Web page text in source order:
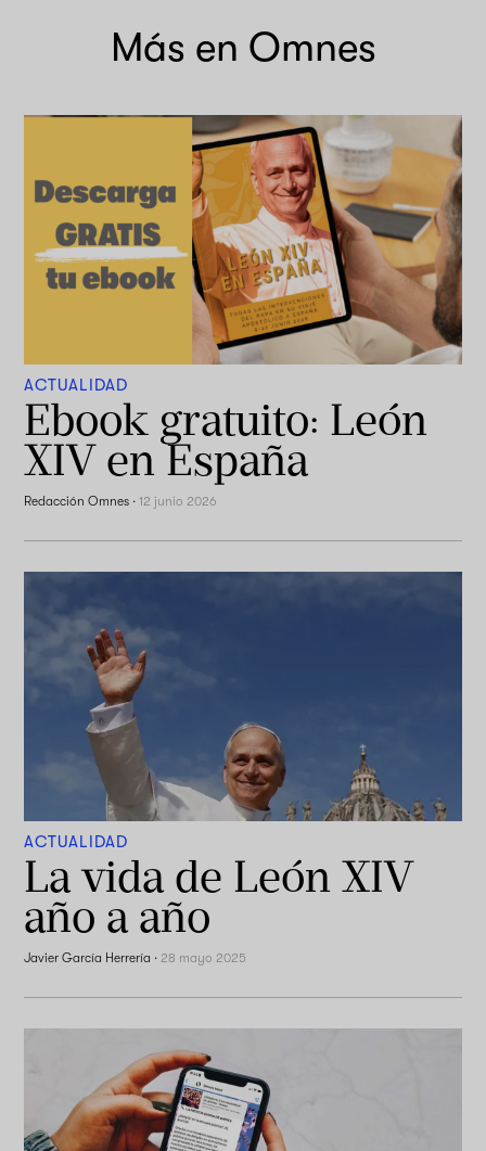
Más en Omnes
ACTUALIDAD
Ebook gratuito: León
XIV en España
Redacción Omnes ·12 junio 2026
ACTUALIDAD
La vida de León XIV
año a año
Javier García Herrería · 28 mayo 2025